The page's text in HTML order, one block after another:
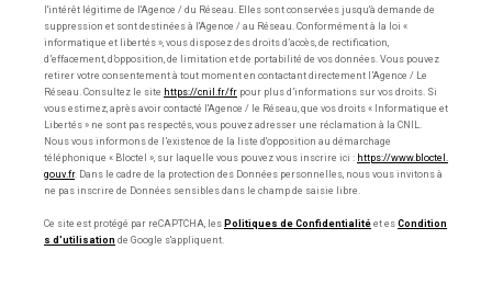
l'intérêt légitime de l'Agence / du Réseau. Elles sont conservées jusqu'à demande de
suppression et sont destinées à l'Agence / au Réseau. Conformément à la loi «
informatique et libertés », vous disposez des droits d’accès, de rectification,
d’effacement, d’opposition, de limitation et de portabilité de vos données. Vous pouvez
retirer votre consentement à tout moment en contactant directement l’Agence / Le
Réseau. Consultez le site https://cnil.fr/fr pour plus d’informations sur vos droits. Si
vous estimez, après avoir contacté l'Agence / le Réseau, que vos droits « Informatique et
Libertés » ne sont pas respectés, vous pouvez adresser une réclamation à la CNIL.
Nous vous informons de l’existence de la liste d'opposition au démarchage
téléphonique « Bloctel », sur laquelle vous pouvez vous inscrire ici : https://www.bloctel.
gouv.fr. Dans le cadre de la protection des Données personnelles, nous vous invitons à
ne pas inscrire de Données sensibles dans le champ de saisie libre.
Ce site est protégé par reCAPTCHA, les Politiques de Confidentialité et es Condition
s d'utilisation de Google s'appliquent.